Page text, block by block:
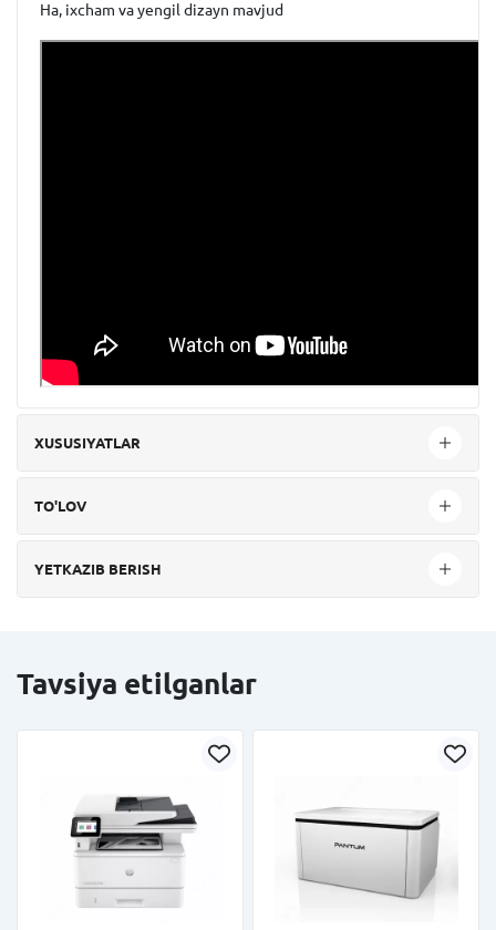
Ha, ixcham va yengil dizayn mavjud
XUSUSIYATLAR
TO'LOV
YETKAZIB BERISH
Tavsiya etilganlar